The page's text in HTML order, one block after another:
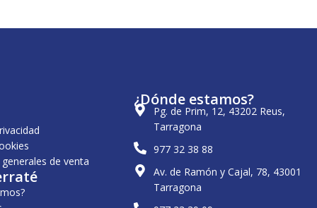
de venta
¿Dónde estamos?
Pg. de Prim, 12, 43202 Reus,
Tarragona
977 32 38 88
Av. de Ramón y Cajal, 78, 43001
Tarragona